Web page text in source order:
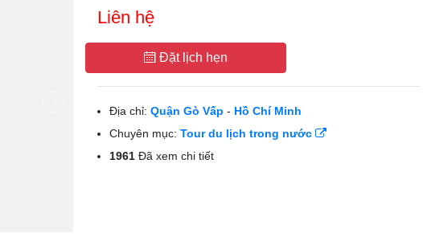
Liên hệ
Đặt lịch hẹn
Địa chỉ: Quận Gò Vấp - Hồ Chí Minh
Chuyên mục: Tour du lịch trong nước
1961Đã xem chi tiết